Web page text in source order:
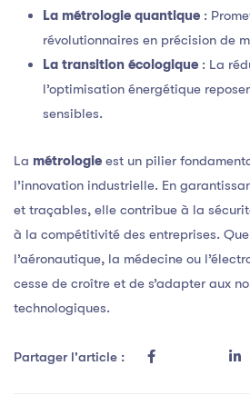
La métrologie quantique :
révolutionnaires en précision de
La transition écologique : La
l’optimisation énergétique
sensibles.
La métrologie est un pilier
l’innovation industrielle. En
et traçables, elle contribue à la
à la compétitivité des entreprises.
l’aéronautique, la médecine ou
cesse de croître et de s’adapter aux
technologiques.
Partager l'article :